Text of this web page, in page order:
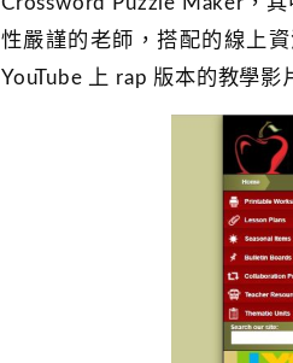
性嚴謹的老師，搭配的線上
YouTube 上 rap 版本的教學影